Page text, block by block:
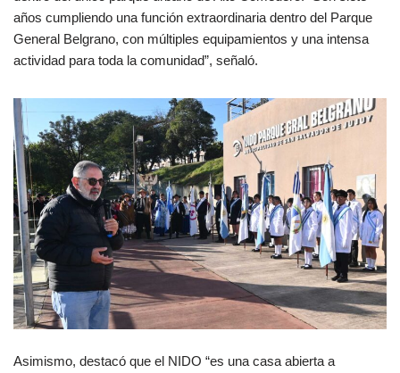
años cumpliendo una función extraordinaria dentro del Parque
General Belgrano, con múltiples equipamientos y una intensa
actividad para toda la comunidad”, señaló.
Asimismo, destacó que el NIDO “es una casa abierta a